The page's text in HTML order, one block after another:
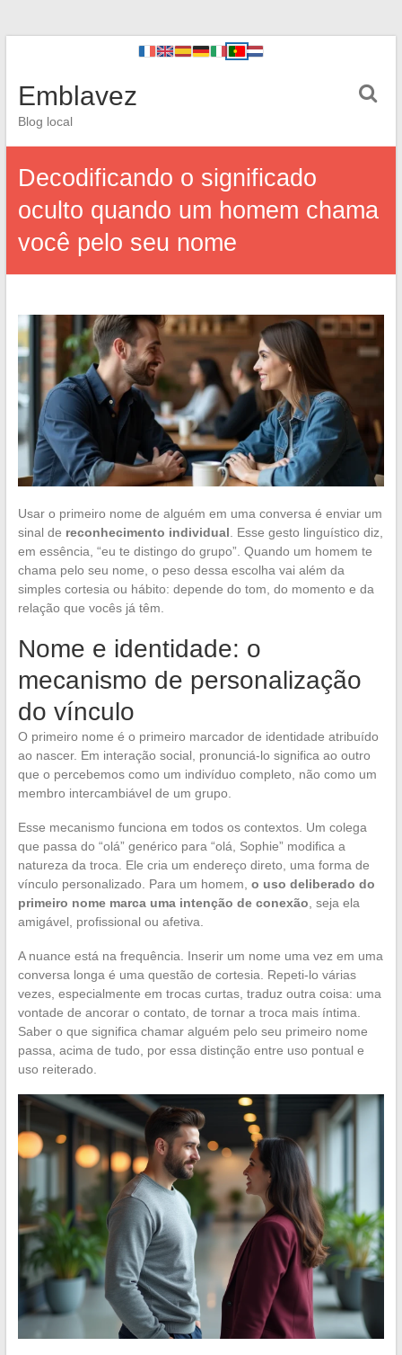
Emblavez
Blog local
Decodificando o significado
oculto quando um homem chama
você pelo seu nome
Usar o primeiro nome de alguém em uma conversa é enviar um
sinal de reconhecimento individual . Esse gesto linguístico diz,
em essência, “eu te distingo do grupo”. Quando um homem te
chama pelo seu nome, o peso dessa escolha vai além da
simples cortesia ou hábito: depende do tom, do momento e da
relação que vocês já têm.
Nome e identidade: o
mecanismo de personalização
do vínculo
O primeiro nome é o primeiro marcador de identidade atribuído
ao nascer. Em interação social, pronunciá-lo significa ao outro
que o percebemos como um indivíduo completo, não como um
membro intercambiável de um grupo.
Esse mecanismo funciona em todos os contextos. Um colega
que passa do “olá” genérico para “olá, Sophie” modifica a
natureza da troca. Ele cria um endereço direto, uma forma de
vínculo personalizado. Para um homem, o uso deliberado do
primeiro nome marca uma intenção de conexão , seja ela
amigável, profissional ou afetiva.
A nuance está na frequência. Inserir um nome uma vez em uma
conversa longa é uma questão de cortesia. Repeti-lo várias
vezes, especialmente em trocas curtas, traduz outra coisa: uma
vontade de ancorar o contato, de tornar a troca mais íntima.
Saber o que significa chamar alguém pelo seu primeiro nome
passa, acima de tudo, por essa distinção entre uso pontual e
uso reiterado.